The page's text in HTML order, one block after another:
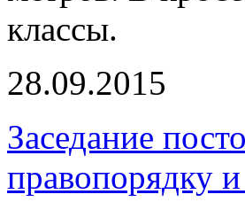
классы.
28.09.2015
Заседание
правопорядку